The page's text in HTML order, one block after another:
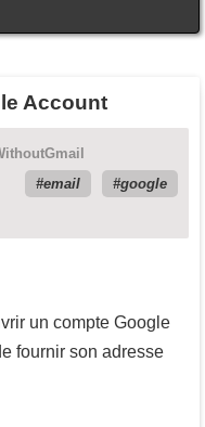
Account
email
google
un compte Google
fournir son adresse